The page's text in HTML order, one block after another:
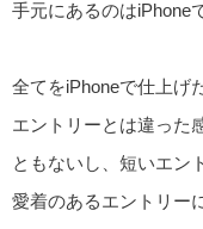
手元にあるのはiPhone
全てをiPhoneで仕上げ
エントリーとは違った
ともないし、短いエン
愛着のあるエントリー